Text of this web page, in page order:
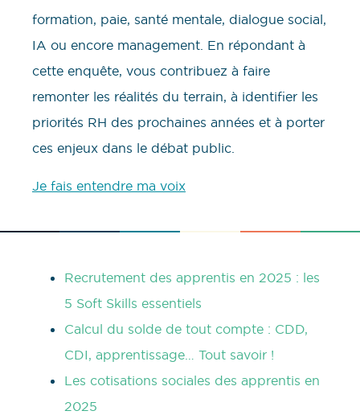
formation, paie, santé mentale, dialogue social,
IA ou encore management. En répondant à
cette enquête, vous contribuez à faire
remonter les réalités du terrain, à identifier les
priorités RH des prochaines années et à porter
ces enjeux dans le débat public.
Je fais entendre ma voix
Recrutement des apprentis en 2025 : les
5 Soft Skills essentiels
Calcul du solde de tout compte : CDD,
CDI, apprentissage… Tout savoir !
Les cotisations sociales des apprentis en
2025